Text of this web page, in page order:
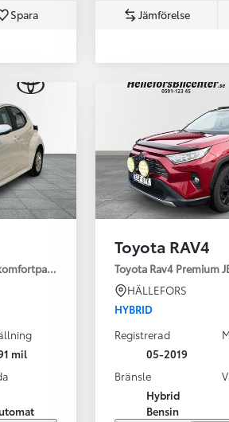
Spara Jämförelse
mil
Toyota RAV4
Toyota Rav4 Premium
HÄLLEFORS
HYBRID
Registrerad
05-2019
Bränsle
Hybrid
Bensin